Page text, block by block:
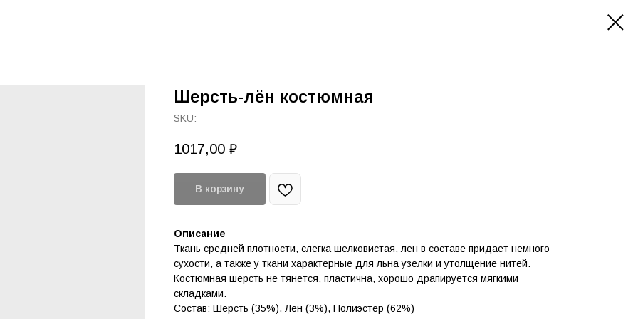
Шерсть-лён костюмная
SKU:
1017,00 ₽
В корзину
Описание
Ткань средней плотности, слегка шелковистая, лен в составе придает немного
сухости, а также у ткани характерные для льна узелки и утолщение нитей.
Костюмная шерсть не тянется, пластична, хорошо драпируется мягкими
складками.
Состав: Шерсть (35%), Лен (3%), Полиэстер (62%)